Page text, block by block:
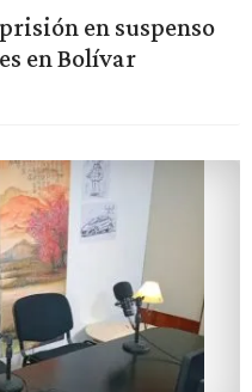
en suspenso
en Bolívar